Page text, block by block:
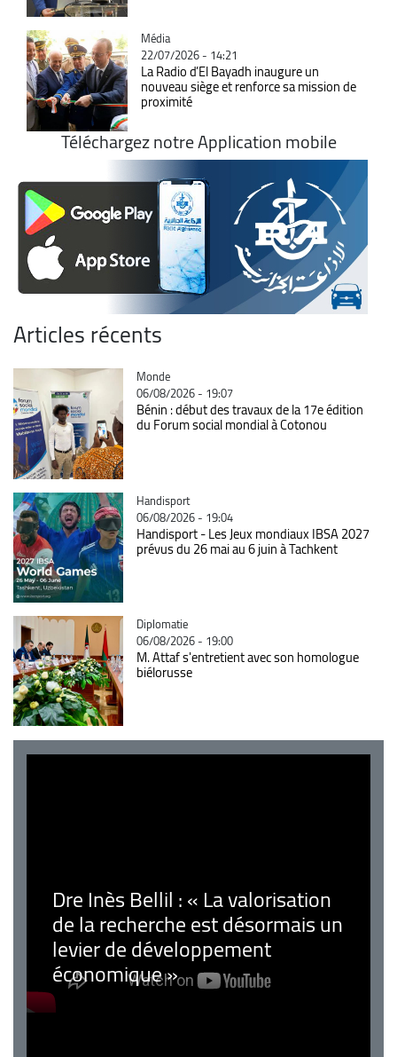
Catégorie
Média
22/07/2026 - 14:21
La Radio d’El Bayadh inaugure un
nouveau siège et renforce sa mission de
proximité
Téléchargez notre Application mobile
Articles récents
Catégorie
Monde
06/08/2026 - 19:07
Bénin : début des travaux de la 17e édition
du Forum social mondial à Cotonou
Catégorie
Handisport
06/08/2026 - 19:04
Handisport - Les Jeux mondiaux IBSA 2027
prévus du 26 mai au 6 juin à Tachkent
Catégorie
Diplomatie
06/08/2026 - 19:00
M. Attaf s'entretient avec son homologue
biélorusse
Dre Inès Bellil : « La valorisation
de la recherche est désormais un
levier de développement
économique »